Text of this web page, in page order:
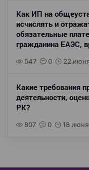
Как ИП на
исчислять и
обязательные
гражданина ЕАЭС,
547 0 22
Какие требования
деятельности,
РК?
807 0 18